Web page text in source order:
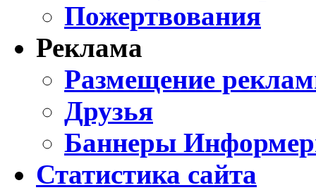
Пожертвования
Реклама
Размещение
Друзья
Баннеры
Статистика сайта